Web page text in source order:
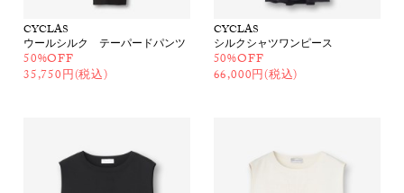
CYCLAS
ウールシルク テーパードパンツ
50%OFF
35,750円(税込)
CYCLAS
シルクシャツワンピース
50%OFF
66,000円(税込)